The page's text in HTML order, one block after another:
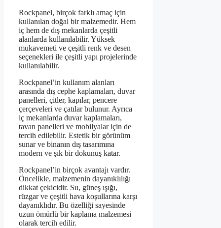
Rockpanel, birçok farklı amaç için
kullanılan doğal bir malzemedir. Hem
iç hem de dış mekanlarda çeşitli
alanlarda kullanılabilir. Yüksek
mukavemeti ve çeşitli renk ve desen
seçenekleri ile çeşitli yapı projelerinde
kullanılabilir.
Rockpanel’in kullanım alanları
arasında dış cephe kaplamaları, duvar
panelleri, çitler, kapılar, pencere
çerçeveleri ve çatılar bulunur. Ayrıca
iç mekanlarda duvar kaplamaları,
tavan panelleri ve mobilyalar için de
tercih edilebilir. Estetik bir görünüm
sunar ve binanın dış tasarımına
modern ve şık bir dokunuş katar.
Rockpanel’in birçok avantajı vardır.
Öncelikle, malzemenin dayanıklılığı
dikkat çekicidir. Su, güneş ışığı,
rüzgar ve çeşitli hava koşullarına karşı
dayanıklıdır. Bu özelliği sayesinde
uzun ömürlü bir kaplama malzemesi
olarak tercih edilir.